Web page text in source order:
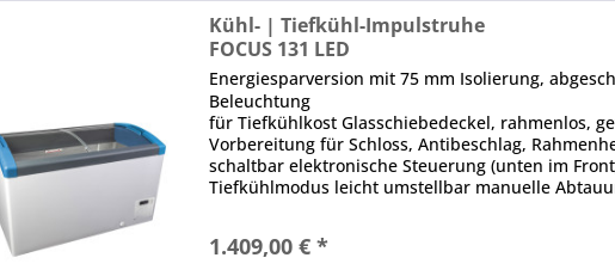
Kühl- | Tiefkühl-Impulstruhe
FOCUS 131 LED
Energiesparversion mit 75 mm Isolierung,
Beleuchtung
für Tiefkühlkost Glasschiebedeckel, rahmenlos,
Vorbereitung für Schloss, Antibeschlag,
schaltbar elektronische Steuerung (unten im
Tiefkühlmodus leicht umstellbar manuelle
1.409,00 € *